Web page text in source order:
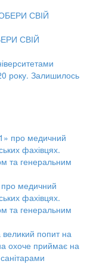
СВІЙ
року. Залишилось
медичний
фахівцях.
та генеральним
попит на
охоче приймає на